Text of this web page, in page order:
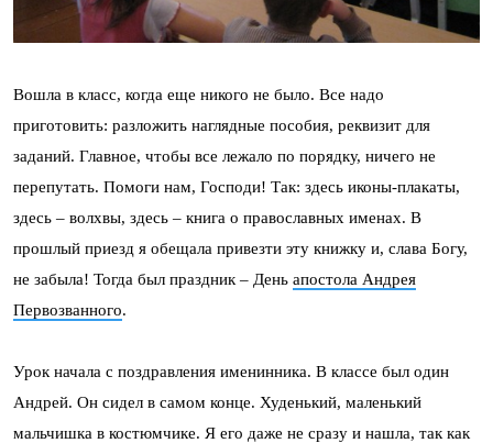
Вошла в класс, когда еще никого не было. Все надо
приготовить: разложить наглядные пособия, реквизит для
заданий. Главное, чтобы все лежало по порядку, ничего не
перепутать. Помоги нам, Господи! Так: здесь иконы-плакаты,
здесь – волхвы, здесь – книга о православных именах. В
прошлый приезд я обещала привезти эту книжку и, слава Богу,
не забыла! Тогда был праздник – День апостола Андрея
Первозванного.
Урок начала с поздравления именинника. В классе был один
Андрей. Он сидел в самом конце. Худенький, маленький
мальчишка в костюмчике. Я его даже не сразу и нашла, так как